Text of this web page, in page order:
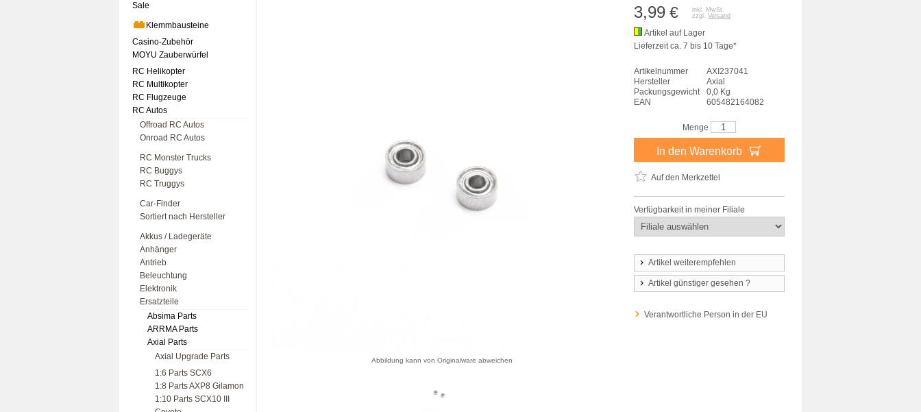
Sale
Klemmbausteine
Casino-Zubehör
MOYU Zauberwürfel
RC Helikopter
RC Multikopter
RC Flugzeuge
RC Autos
Offroad RC Autos
Onroad RC Autos
RC Monster Trucks
RC Buggys
RC Truggys
Car-Finder
Sortiert nach Hersteller
Akkus / Ladegeräte
Anhänger
Antrieb
Beleuchtung
Elektronik
Ersatzteile
Absima Parts
ARRMA Parts
Axial Parts
Axial Upgrade Parts
1:6 Parts SCX6
1:8 Parts AXP8 Gilamon
1:10 Parts SCX10 III
Abbildung kann von Originalware abweichen
3,99 €
inkl. MwSt.
zzgl. Versand
Artikel auf Lager
Lieferzeit ca. 7 bis 10 Tage*
Artikelnummer
AXI237041
Hersteller
Axial
Packungsgewicht
0,0 Kg
EAN
605482164082
Menge
In den Warenkorb
Auf den Merkzettel
Verfügbarkeit in meiner Filiale
Artikel weiterempfehlen
Artikel günstiger gesehen ?
Verantwortliche Person in der EU